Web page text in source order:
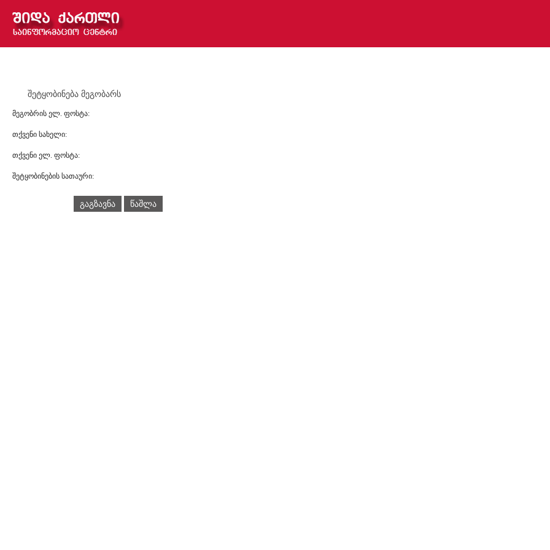
შეტყობინება მეგობარს
მეგობრის ელ. ფოსტა:
თქვენი სახელი:
თქვენი ელ. ფოსტა:
შეტყობინების სათაური:
გაგზავნა წაშლა